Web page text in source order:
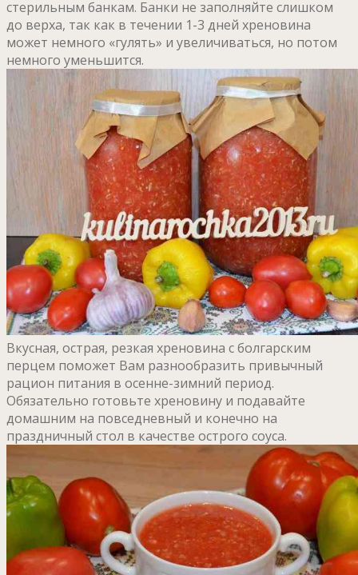
стерильным банкам. Банки не заполняйте слишком
до верха, так как в течении 1-3 дней хреновина
может немного «гулять» и увеличиваться, но потом
немного уменьшится.
Вкусная, острая, резкая хреновина с болгарским
перцем поможет Вам разнообразить привычный
рацион питания в осенне-зимний период.
Обязательно готовьте хреновину и подавайте
домашним на повседневный и конечно на
праздничный стол в качестве острого соуса.